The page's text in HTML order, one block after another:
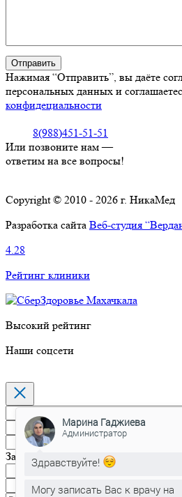
Нажимая “Отправить”, вы даёте
персональных данных и
конфидециальности
8(988)451-51-51
Или позвоните нам —
ответим на все вопросы!
Copyright © 2010 - 2026 г. НикаМед
Разработка сайта Веб-студия
4.28
Рейтинг клиники
Высокий рейтинг
Наши соцсети
Запись на прием
Марина Гаджиева
Администратор
Здравствуйте!
Могу записать Вас к врачу на